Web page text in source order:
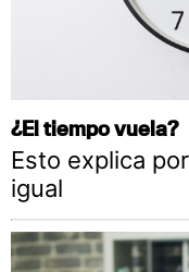
¿El tiempo vuela?
Esto explica
igual